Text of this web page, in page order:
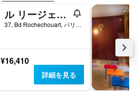
ル リージェント モンマルトル バイ ヒップホップホステルズ
37, Bd Rochechouart, パリ, フランス
¥16,410
詳細を見る